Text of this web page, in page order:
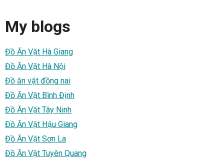
My blogs
Đồ Ăn Vặt Hà Giang
Đồ Ăn Vặt Hà Nội
Đồ ăn vặt đồng nai
Đồ Ăn Vặt Bình Định
Đồ Ăn Vặt Tây Ninh
Đồ Ăn Vặt Hậu Giang
Đồ Ăn Vặt Sơn La
Đồ Ăn Vặt Tuyên Quang